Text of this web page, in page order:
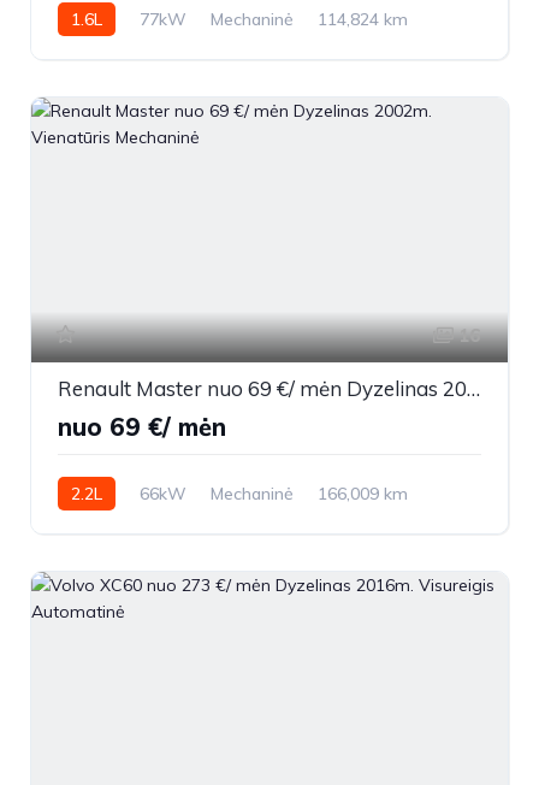
1.6L 77kW Mechaninė
114,824 km
16
Renault Master nuo 69 €/ mėn Dyzelinas 2002m. Vienatūris Mechaninė
nuo 69 €/ mėn
2.2L 66kW Mechaninė
166,009 km